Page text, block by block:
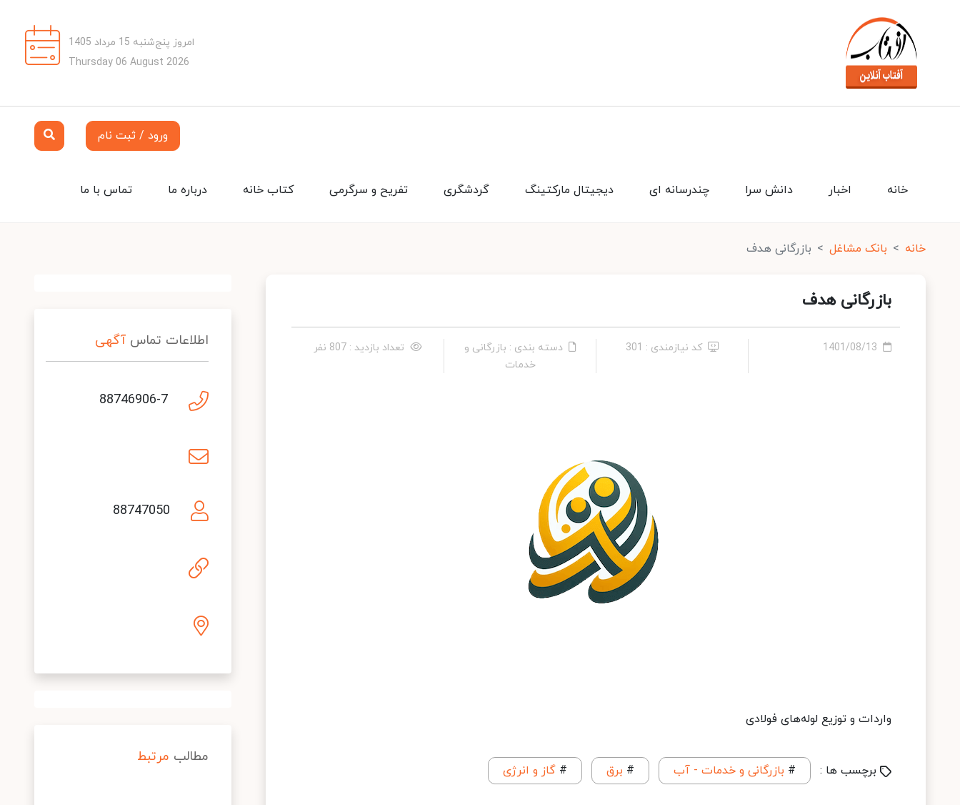
امروز پنج‌شنبه 15 مرداد 1405
Thursday 06 August 2026
ورود / ثبت نام
تماس با ما درباره ما کتاب خانه تفریح و سرگرمی گردشگری دیجیتال مارکتینگ چندرسانه ای دانش سرا اخبار خانه
خانه بانک مشاغل بازرگانی هدف
بازرگانی هدف
1401/08/13 کد نیازمندی : 301
دسته بندی : بازرگانی و
خدمات
تعداد بازدید : 807 نفر
واردات و توزیع لوله‌های فولادی
برچسب ها : # بازرگانی و خدمات - آب # برق # گاز و انرژی
اطلاعات تماس آگهی
88746906-7
88747050
مطالب مرتبط